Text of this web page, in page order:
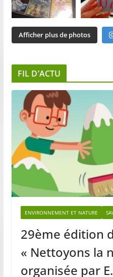
Afficher plus de photos
FIL D’ACTU
ENVIRONNEMENT ET NATURE
29ème édition
« Nettoyons la
organisée par